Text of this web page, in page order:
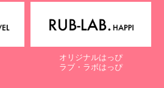
オリジナルはっぴ
ラブ・ラボはっぴ